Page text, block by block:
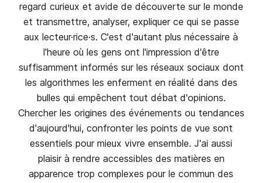
regard curieux et avide de découverte sur le monde
et transmettre, analyser, expliquer ce qui se passe
aux lecteur·rice·s. C'est d'autant plus nécessaire à
l'heure où les gens ont l'impression d'être
suffisamment informés sur les réseaux sociaux dont
les algorithmes les enferment en réalité dans des
bulles qui empêchent tout débat d'opinions.
Chercher les origines des événements ou tendances
d'aujourd'hui, confronter les points de vue sont
essentiels pour mieux vivre ensemble. J'ai aussi
plaisir à rendre accessibles des matières en
apparence trop complexes pour le commun des